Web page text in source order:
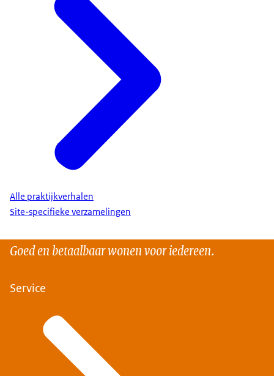
Alle praktijkverhalen
Site-specifieke verzamelingen
Goed en betaalbaar wonen voor iedereen.
Service